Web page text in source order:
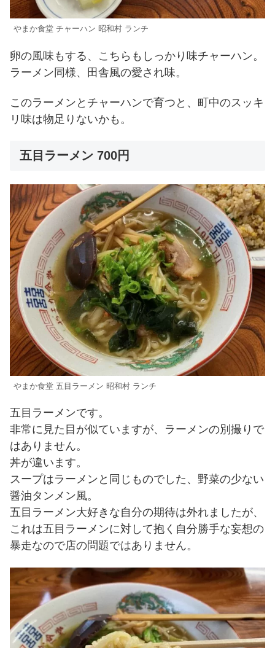
やまか食堂 チャーハン 昭和村 ランチ
卵の風味もする、こちらもしっかり味チャーハン。
ラーメン同様、田舎風の愛され味。
このラーメンとチャーハンで育つと、町中のスッキ
リ味は物足りないかも。
五目ラーメン 700円
やまか食堂 五目ラーメン 昭和村 ランチ
五目ラーメンです。
非常に見た目が似ていますが、ラーメンの別撮りで
はありません。
丼が違います。
スープはラーメンと同じものでした、野菜の少ない
醤油タンメン風。
五目ラーメン大好きな自分の期待は外れましたが、
これは五目ラーメンに対して抱く自分勝手な妄想の
暴走なので店の問題ではありません。